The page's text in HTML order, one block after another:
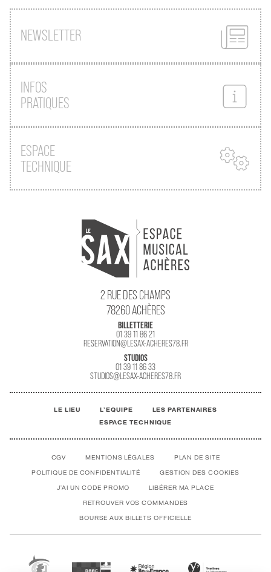
NEWSLETTER
INFOS
PRATIQUES
ESPACE
TECHNIQUE
2 RUE DES CHAMPS
78260 ACHÈRES
BILLETTERIE
01 39 11 86 21
RESERVATION@LESAX-ACHERES78.FR
STUDIOS
01 39 11 86 33
STUDIOS@LESAX-ACHERES78.FR
LE LIEU L'EQUIPE
LES PARTENAIRES
ESPACE TECHNIQUE
CGV MENTIONS LÉGALES PLAN DE SITE
POLITIQUE DE CONFIDENTIALITÉ GESTION DES COOKIES
J'AI UN CODE PROMO LIBÉRER MA PLACE
RETROUVER VOS COMMANDES
BOURSE AUX BILLETS OFFICIELLE